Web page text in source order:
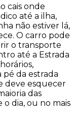
cais onde
até a ilha,
não estiver lá,
O carro pode
o transporte
até a Estrada
pé da estrada
deve esquecer
das
dia, ou no mais